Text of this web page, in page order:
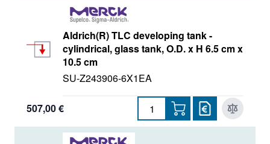
Aldrich(R) TLC developing tank -
cylindrical, glass tank, O.D. x H 6.5 cm x
10.5 cm
SU-Z243906-6X1EA
507,00 €